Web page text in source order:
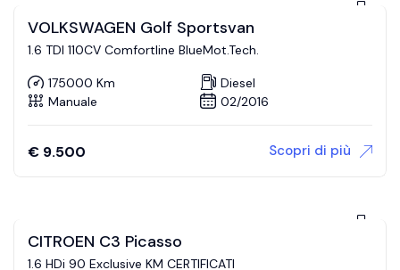
VOLKSWAGEN Golf Sportsvan
1.6 TDI 110CV Comfortline BlueMot.Tech.
175000 Km
Diesel
Manuale
02/2016
€ 9.500 Scopri di più
CITROEN C3 Picasso
1.6 HDi 90 Exclusive KM CERTIFICATI